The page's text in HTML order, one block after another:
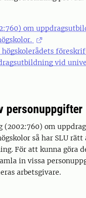
om
vid
personuppgifter
(2002:760) om
så har SLU
För att kunna göra
in vissa
arbetsgivare.